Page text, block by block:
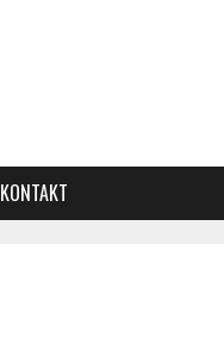
KONTAKT